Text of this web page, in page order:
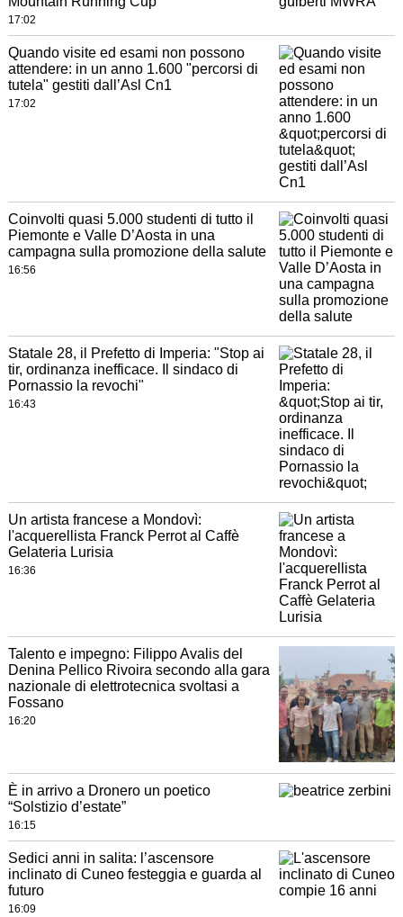
17:02
Quando visite ed esami non possono
attendere: in un anno 1.600 "percorsi di
tutela" gestiti dall’Asl Cn1
17:02
Coinvolti quasi 5.000 studenti di tutto il
Piemonte e Valle D’Aosta in una
campagna sulla promozione della salute
16:56
Statale 28, il Prefetto di Imperia: "Stop ai
tir, ordinanza inefficace. Il sindaco di
Pornassio la revochi"
16:43
Un artista francese a Mondovì:
l'acquerellista Franck Perrot al Caffè
Gelateria Lurisia
16:36
Talento e impegno: Filippo Avalis del
Denina Pellico Rivoira secondo alla gara
nazionale di elettrotecnica svoltasi a
Fossano
16:20
È in arrivo a Dronero un poetico
“Solstizio d’estate”
16:15
Sedici anni in salita: l’ascensore
inclinato di Cuneo festeggia e guarda al
futuro
16:09